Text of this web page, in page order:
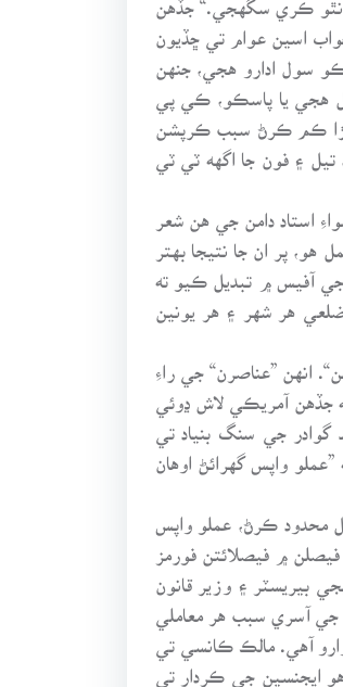
جواب اسين عوام تي ڇڏيون
سول ادارو هجي، جنهن
هجي يا پاسڪو، ڪي پي
ڪم ڪرڻ سبب ڪرپشن
تيل ۽ فون جا اگهه ٽي ٽي
استاد دامن جي هن شعر
هو، پر ان جا نتيجا بهتر
آفيس ۾ تبديل ڪيو ته
ضلعي هر شهر ۽ هر يونين
انهن ”عناصرن“ جي راءِ
آمريڪي لاش ڍوئي
گهرائڻ وارو انداز شايد گوادر جي سنگ بنياد تي
واپس گهرائڻ اوهان
محدود ڪرڻ، عملو واپس
۾ فيصلائتن فورمز
بيريسٽر ۽ وزير قانون
جي آسري سبب هر معاملي
آهي. مالڪ ڪانسي تي
ايجنسين جي ڪردار تي